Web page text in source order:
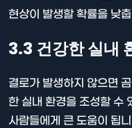
현상이 발생할 확률을 낮
3.3 건강한 실내
결로가 발생하지 않으면
한 실내 환경을 조성할 수
사람들에게 큰 도움이 됩